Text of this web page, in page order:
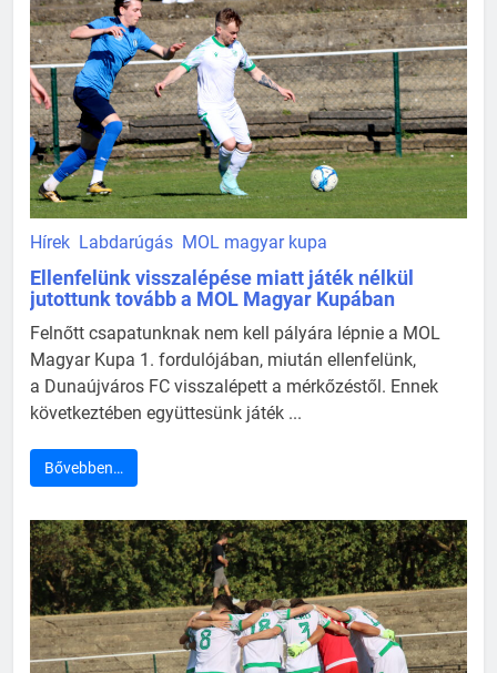
Hírek Labdarúgás MOL magyar kupa
Ellenfelünk visszalépése miatt játék nélkül
jutottunk tovább a MOL Magyar Kupában
Felnőtt csapatunknak nem kell pályára lépnie a MOL
Magyar Kupa 1. fordulójában, miután ellenfelünk,
a Dunaújváros FC visszalépett a mérkőzéstől. Ennek
következtében együttesünk játék ...
Bővebben…